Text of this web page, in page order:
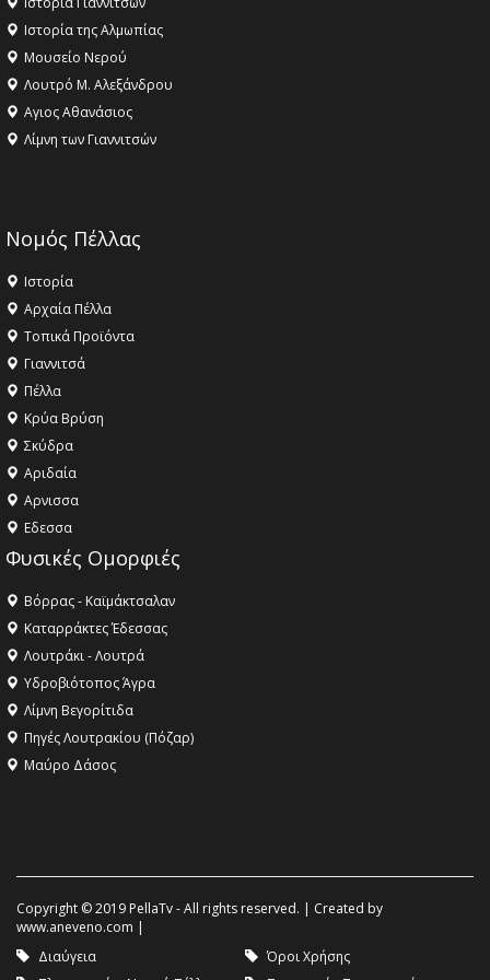
Ιστορία της Αλμωπίας
Μουσείο Νερού
Λουτρό Μ. Αλεξάνδρου
Αγιος Αθανάσιος
Λίμνη των Γιαννιτσών
Νομός Πέλλας
Ιστορία
Αρχαία Πέλλα
Τοπικά Προϊόντα
Γιαννιτσά
Πέλλα
Κρύα Βρύση
Σκύδρα
Αριδαία
Aρνισσα
Eδεσσα
Φυσικές Ομορφιές
Βόρρας - Καϊμάκτσαλαν
Καταρράκτες Έδεσσας
Λουτράκι - Λουτρά
Υδροβιότοπος Άγρα
Λίμνη Βεγορίτιδα
Πηγές Λουτρακίου (Πόζαρ)
Μαύρο Δάσος
Copyright © 2019 PellaTv - All rights reserved. | Created by
www.aneveno.com |
Διαύγεια
Όροι Χρήσης